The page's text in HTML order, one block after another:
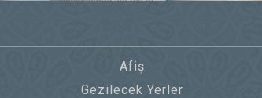
Afiş
Gezilecek Yerler